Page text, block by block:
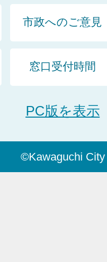
市政へのご意見
窓口受付時間
PC版を表示
©Kawaguchi City